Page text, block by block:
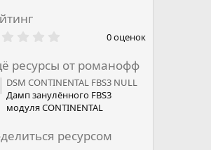
0
з
в
ё
з
0 оценок
ресурсы от романофф
ресурса
DSM CONTINENTAL FBS3 NULL
Дамп занулённого FBS3
модуля CONTINENTAL
ресурсом